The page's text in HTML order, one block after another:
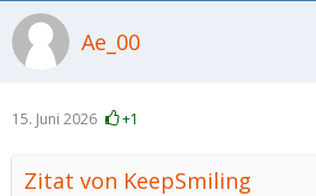
Ae_00
15. Juni 2026 +1
Zitat von KeepSmiling